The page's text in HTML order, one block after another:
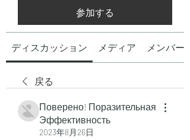
参加する
ディスカッション メディア メンバー
戻る
Поверено! Поразительная
Эффективность
2023年8月26日